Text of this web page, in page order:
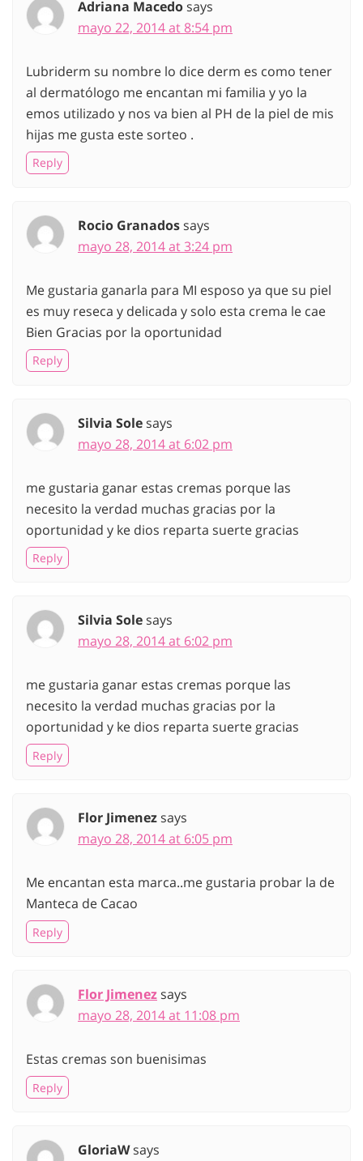
Adriana Macedosays
mayo 22, 2014 at 8:54 pm
Lubriderm su nombre lo dice derm es como tener
al dermatólogo me encantan mi familia y yo la
emos utilizado y nos va bien al PH de la piel de mis
hijas me gusta este sorteo .
Reply
Rocio Granadossays
mayo 28, 2014 at 3:24 pm
Me gustaria ganarla para MI esposo ya que su piel
es muy reseca y delicada y solo esta crema le cae
Bien Gracias por la oportunidad
Reply
Silvia Solesays
mayo 28, 2014 at 6:02 pm
me gustaria ganar estas cremas porque las
necesito la verdad muchas gracias por la
oportunidad y ke dios reparta suerte gracias
Reply
Silvia Solesays
mayo 28, 2014 at 6:02 pm
me gustaria ganar estas cremas porque las
necesito la verdad muchas gracias por la
oportunidad y ke dios reparta suerte gracias
Reply
Flor Jimenezsays
mayo 28, 2014 at 6:05 pm
Me encantan esta marca..me gustaria probar la de
Manteca de Cacao
Reply
Flor Jimenezsays
mayo 28, 2014 at 11:08 pm
Estas cremas son buenisimas
Reply
GloriaWsays